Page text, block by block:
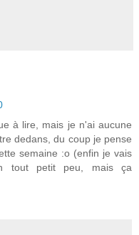
à lire, mais je n'ai aucune
dedans, du coup je pense
semaine :o (enfin je vais
tout petit peu, mais ça